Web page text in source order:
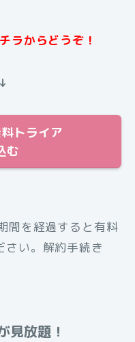
ラからどうぞ！
トライア
む
間を経過すると有料
さい。解約手続き
見放題！